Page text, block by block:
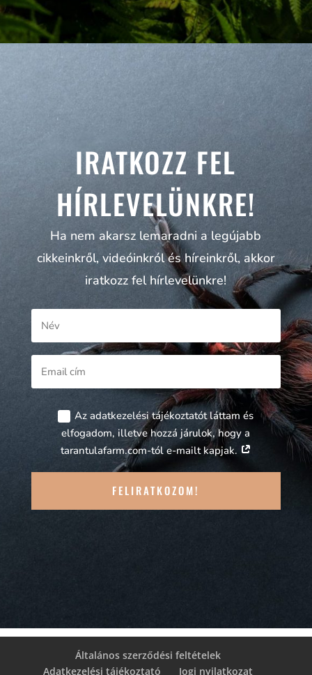
IRATKOZZ FEL
HÍRLEVELÜNKRE!
Ha nem akarsz lemaradni a legújabb
cikkeinkről, videóinkról és híreinkről, akkor
iratkozz fel hírlevelünkre!
Az adatkezelési tájékoztatót láttam és
elfogadom, illetve hozzá járulok, hogy a
tarantulafarm.com-tól e-mailt kapjak.
FELIRATKOZOM!
Általános szerződési feltételek
Adatkezelési tájékoztató
Jogi nyilatkozat